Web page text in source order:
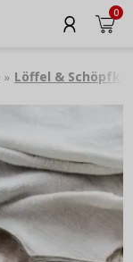
0
» Löffel &